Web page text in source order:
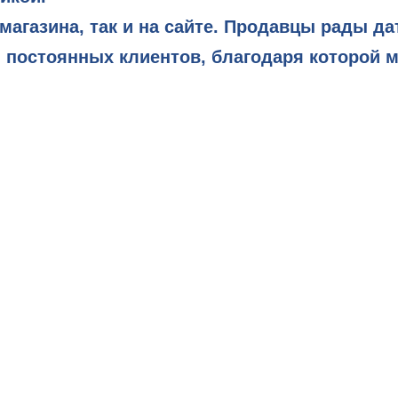
так и на сайте. Продавцы рады
клиентов, благодаря которой